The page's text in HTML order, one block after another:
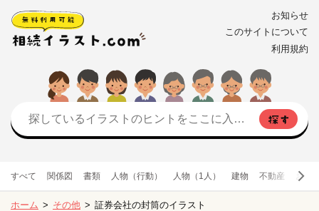
お知らせ
このサイトについて
利用規約
すべて 関係図 書類 人物（行動） 人物（1人） 建物 不動産 お金
ホーム その他 証券会社の封筒のイラスト